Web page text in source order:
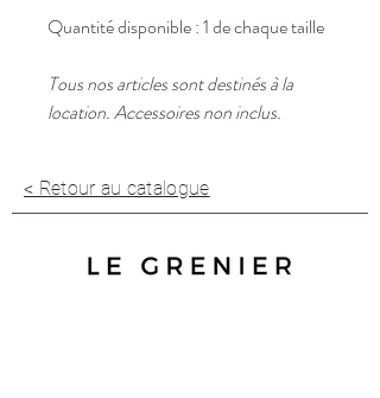
Quantité disponible : 1 de chaque taille
Tous nos articles sont destinés à la
location. Accessoires non inclus.
< Retour au catalogue